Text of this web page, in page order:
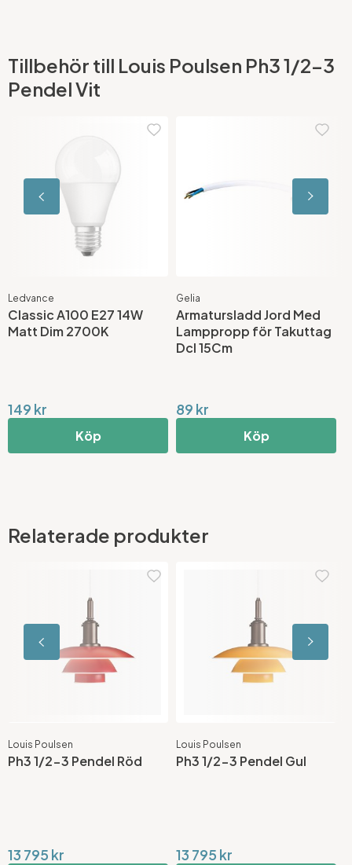
Tillbehör till Louis Poulsen Ph3 1/2-3
Pendel Vit
E27 14W
2700K
Armatursladd Jord Med
Lamppropp för Takuttag
Relaterade produkter
3 Pendel Röd
kr
Louis Poulsen
Ph3 1/2-3 Pendel Gul
13 795 kr
Ph3 1/